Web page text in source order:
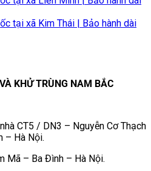
tại xã Kim Thái | Bảo hành dài
KHỬ TRÙNG NAM BẮC
CT5 / DN3 – Nguyễn Cơ Thạch
– Hà Nội.
Mã – Ba Đình – Hà Nội.